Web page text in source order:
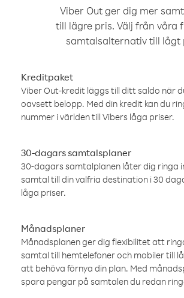
Viber Out ger dig mer
till lägre pris. Välj från våra
samtalsalternativ till lågt
Kreditpaket
Viber Out-kredit läggs till ditt saldo när
oavsett belopp. Med din kredit kan du
nummer i världen till Vibers låga priser.
30-dagars samtalsplaner
30-dagars samtalplanen låter dig ringa
samtal till din valfria destination i 30
låga priser.
Månadsplaner
Månadsplanen ger dig flexibilitet att
samtal till hemtelefoner och mobiler till
att behöva förnya din plan. Med
spara pengar på samtalen du redan